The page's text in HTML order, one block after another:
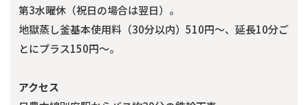
第3水曜休（祝日の場合は翌日）。
地獄蒸し釜基本使用料（30分以内）510円〜、延長10分ご
とにプラス150円〜。
アクセス